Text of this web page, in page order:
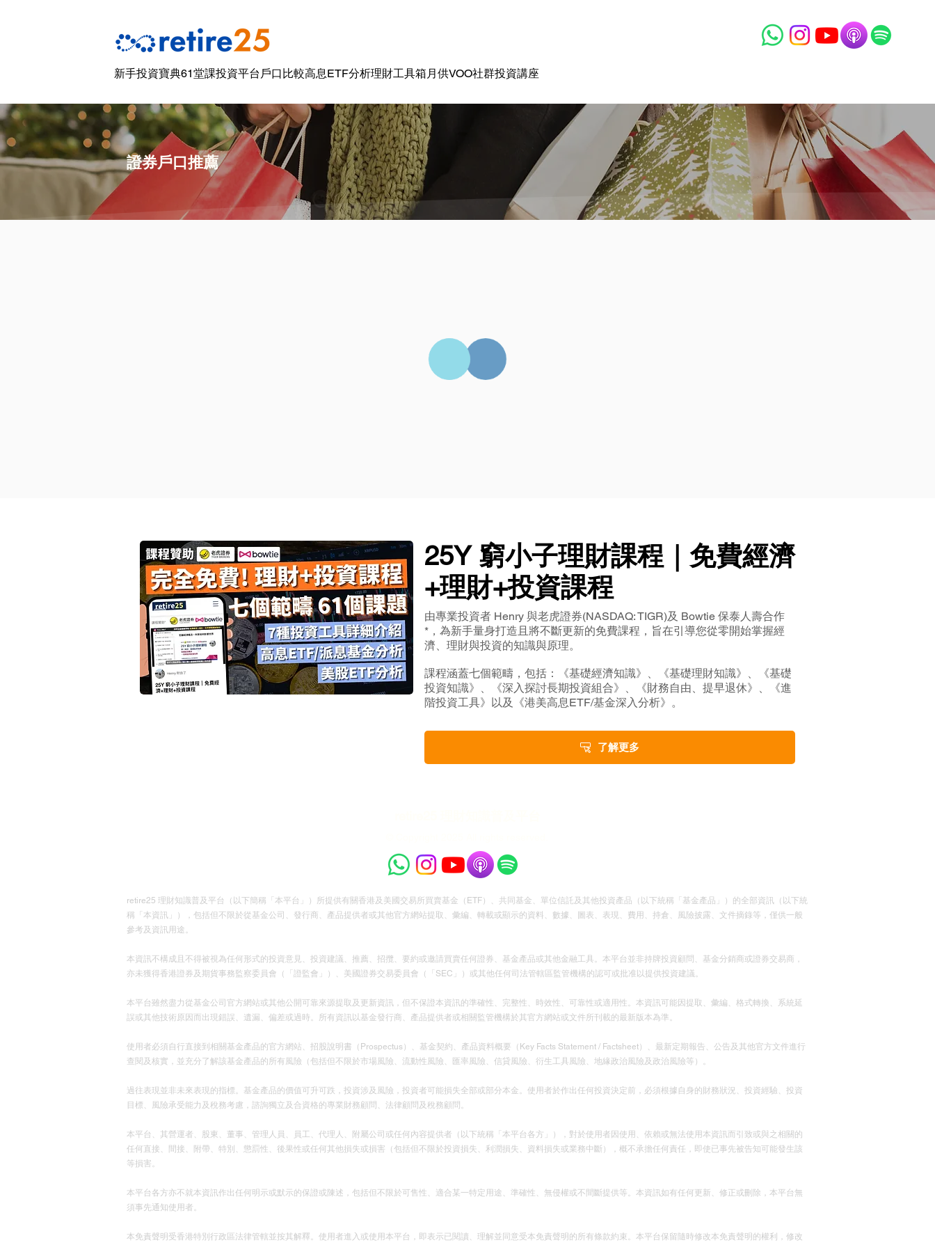
新手投資寶典61堂課投資平台戶口比較高息ETF分析理財工具箱月供VOO社群投資講座
證券戶口推薦
25Y 窮小子理財課程｜免費經濟
+理財+投資課程
由專業投資者 Henry 與老虎證券(NASDAQ: TIGR)及 Bowtie 保泰人壽合作
*，為新手量身打造且將不斷更新的免費課程，旨在引導您從零開始掌握經
濟、理財與投資的知識與原理。
課程涵蓋七個範疇，包括：《基礎經濟知識》、《基礎理財知識》、《基礎
投資知識》、《深入探討長期投資組合》、《財務自由、提早退休》、《進
階投資工具》以及《港美高息ETF/基金深入分析》。
了解更多
retire25 理財知識普及平台（以下簡稱「本平台」）所提供有關香港及美國交易所買賣基金（ETF）、共同基金、單位信託及其他投資產品（以下統稱「基金產品」）的全部資訊（以下統
稱「本資訊」），包括但不限於從基金公司、發行商、產品提供者或其他官方網站提取、彙編、轉載或顯示的資料、數據、圖表、表現、費用、持倉、風險披露、文件摘錄等，僅供一般
參考及資訊用途。
本資訊不構成且不得被視為任何形式的投資意見、投資建議、推薦、招攬、要約或邀請買賣任何證券、基金產品或其他金融工具。本平台並非持牌投資顧問、基金分銷商或證券交易商，
亦未獲得香港證券及期貨事務監察委員會（「證監會」）、美國證券交易委員會（「SEC」）或其他任何司法管轄區監管機構的認可或批准以提供投資建議。
本平台雖然盡力從基金公司官方網站或其他公開可靠來源提取及更新資訊，但不保證本資訊的準確性、完整性、時效性、可靠性或適用性。本資訊可能因提取、彙編、格式轉換、系統延
誤或其他技術原因而出現錯誤、遺漏、偏差或過時。所有資訊以基金發行商、產品提供者或相關監管機構於其官方網站或文件所刊載的最新版本為準。
使用者必須自行直接到相關基金產品的官方網站、招股說明書（Prospectus）、基金契約、產品資料概要（Key Facts Statement / Factsheet）、最新定期報告、公告及其他官方文件進行
查閱及核實，並充分了解該基金產品的所有風險（包括但不限於市場風險、流動性風險、匯率風險、信貸風險、衍生工具風險、地緣政治風險及政治風險等）。
過往表現並非未來表現的指標。基金產品的價值可升可跌，投資涉及風險，投資者可能損失全部或部分本金。使用者於作出任何投資決定前，必須根據自身的財務狀況、投資經驗、投資
目標、風險承受能力及稅務考慮，諮詢獨立及合資格的專業財務顧問、法律顧問及稅務顧問。
本平台、其營運者、股東、董事、管理人員、員工、代理人、附屬公司或任何內容提供者（以下統稱「本平台各方」），對於使用者因使用、依賴或無法使用本資訊而引致或與之相關的
任何直接、間接、附帶、特別、懲罰性、後果性或任何其他損失或損害（包括但不限於投資損失、利潤損失、資料損失或業務中斷），概不承擔任何責任，即使已事先被告知可能發生該
等損害。
本平台各方亦不就本資訊作出任何明示或默示的保證或陳述，包括但不限於可售性、適合某一特定用途、準確性、無侵權或不間斷提供等。本資訊如有任何更新、修正或刪除，本平台無
須事先通知使用者。
本免責聲明受香港特別行政區法律管轄並按其解釋。使用者進入或使用本平台，即表示已閱讀、理解並同意受本免責聲明的所有條款約束。本平台保留隨時修改本免責聲明的權利，修改